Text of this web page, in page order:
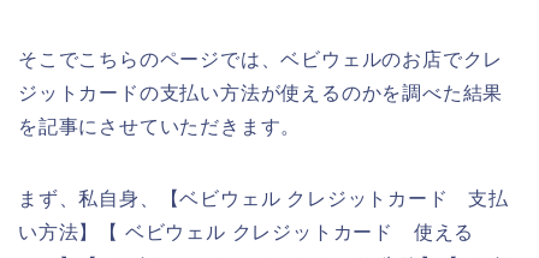
そこでこちらのページでは、ベビウェルのお店でクレ
ジットカードの支払い方法が使えるのかを調べた結果
を記事にさせていただきます。
まず、私自身、【ベビウェル クレジットカード 支払
い方法】【 ベビウェル クレジットカード 使える